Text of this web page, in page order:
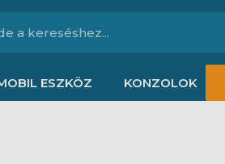
ESZKÖZ KONZOLOK